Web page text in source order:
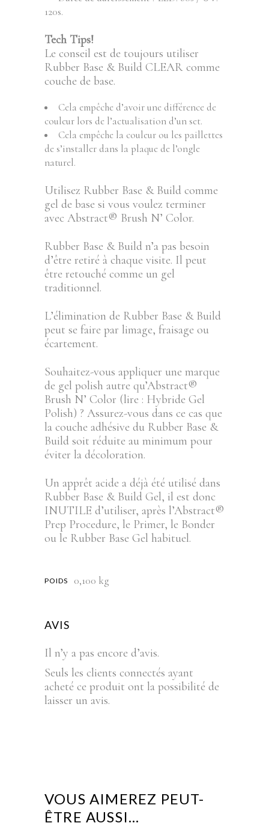
120s.
Tech Tips!
Le conseil est de toujours utiliser
Rubber Base & Build CLEAR comme
couche de base.
Cela empêche d’avoir une différence de
couleur lors de l’actualisation d’un set.
Cela empêche la couleur ou les paillettes
de s’installer dans la plaque de l’ongle
naturel.
Utilisez Rubber Base & Build comme
gel de base si vous voulez terminer
avec Abstract® Brush N’ Color.
Rubber Base & Build n’a pas besoin
d’être retiré à chaque visite. Il peut
être retouché comme un gel
traditionnel.
L’élimination de Rubber Base & Build
peut se faire par limage, fraisage ou
écartement.
Souhaitez-vous appliquer une marque
de gel polish autre qu’Abstract®
Brush N’ Color (lire : Hybride Gel
Polish) ? Assurez-vous dans ce cas que
la couche adhésive du Rubber Base &
Build soit réduite au minimum pour
éviter la décoloration.
Un apprêt acide a déjà été utilisé dans
Rubber Base & Build Gel, il est donc
INUTILE d’utiliser, après l’Abstract®
Prep Procedure, le Primer, le Bonder
ou le Rubber Base Gel habituel.
POIDS 0,100 kg
AVIS
Il n’y a pas encore d’avis.
Seuls les clients connectés ayant
acheté ce produit ont la possibilité de
laisser un avis.
VOUS AIMEREZ PEUT-
ÊTRE AUSSI…